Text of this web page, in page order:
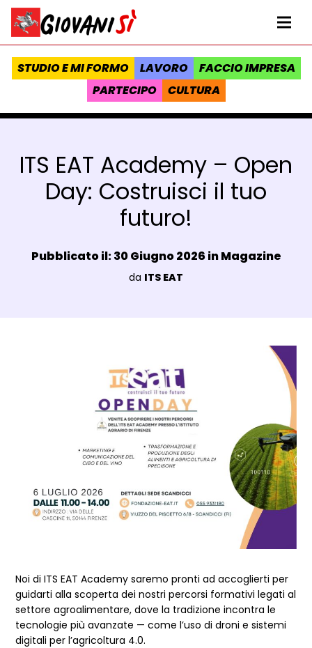
Vai al contenuto
Homepage Giovanisì - Progetto della Regione Toscana
STUDIO E MI FORMO LAVORO
FACCIO IMPRESA
PARTECIPO
CULTURA
ITS EAT Academy – Open
Day: Costruisci il tuo
futuro!
Data e ora:
Pubblicato il: 30 Giugno 2026 inMagazine
Luogo:
da ITS EAT
Noi di ITS EAT Academy saremo pronti ad accoglierti per
guidarti alla scoperta dei nostri percorsi formativi legati al
settore agroalimentare, dove la tradizione incontra le
tecnologie più avanzate — come l’uso di droni e sistemi
digitali per l’agricoltura 4.0.